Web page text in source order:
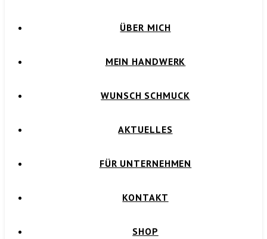
ÜBER MICH
MEIN HANDWERK
WUNSCH SCHMUCK
AKTUELLES
FÜR UNTERNEHMEN
KONTAKT
SHOP